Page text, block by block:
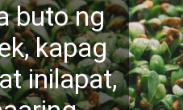
buto ng
kapag
inilapat,